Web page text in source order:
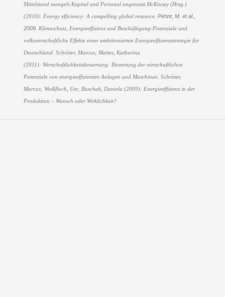
Mittelstand mangels Kapital und Personal ungenutzt. McKinsey (Hrsg.)
(2010): Energy efficiency: A compelling global resource. Pehnt, M. et al.,
2009.
Klimaschutz, Energieeffizienz und Beschäftigung-Potenziale und
volkswirtschaftliche Effekte einer ambitionierten Energieeffizienzstrategie für
Deutschland. Schröter, Marcus; Mattes, Katharina
(2011): Wirtschaftlichkeitsbewertung: Bewertung der wirtschaftlichen
Potenziale von energieeffizienten Anlagen und Maschinen. Schröter,
Marcus; Weißfloch, Ute; Buschak, Daniela (2009): Energieeffizienz in der
Produktion – Wunsch oder Wirklichkeit?